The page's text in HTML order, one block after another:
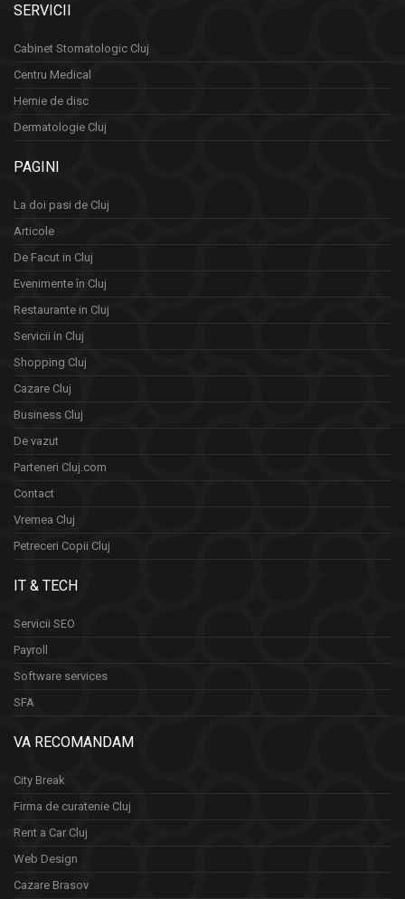
SERVICII
Cabinet Stomatologic Cluj
Centru Medical
Hernie de disc
Dermatologie Cluj
PAGINI
La doi pasi de Cluj
Articole
De Facut in Cluj
Evenimente în Cluj
Restaurante in Cluj
Servicii in Cluj
Shopping Cluj
Cazare Cluj
Business Cluj
De vazut
Parteneri Cluj.com
Contact
Vremea Cluj
Petreceri Copii Cluj
IT & TECH
Servicii SEO
Payroll
Software services
SFA
VA RECOMANDAM
City Break
Firma de curatenie Cluj
Rent a Car Cluj
Web Design
Cazare Brasov